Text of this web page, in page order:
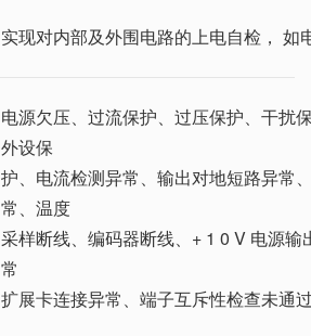
实现对内部及外围电路的上电自检，
电源欠压、过流保护、过压保护、干扰
外设保
护、电流检测异常、输出对地短路异常
常、温度
采样断线、编码器断线、+ 1 0 V 电源
常
扩展卡连接异常、端子互斥性检查未通